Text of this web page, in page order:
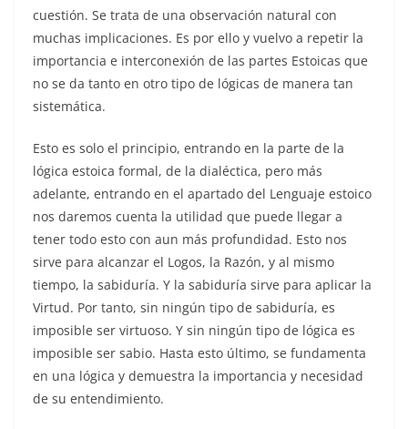
cuestión. Se trata de una observación natural con
muchas implicaciones. Es por ello y vuelvo a repetir la
importancia e interconexión de las partes Estoicas que
no se da tanto en otro tipo de lógicas de manera tan
sistemática.
Esto es solo el principio, entrando en la parte de la
lógica estoica formal, de la dialéctica, pero más
adelante, entrando en el apartado del Lenguaje estoico
nos daremos cuenta la utilidad que puede llegar a
tener todo esto con aun más profundidad. Esto nos
sirve para alcanzar el Logos, la Razón, y al mismo
tiempo, la sabiduría. Y la sabiduría sirve para aplicar la
Virtud. Por tanto, sin ningún tipo de sabiduría, es
imposible ser virtuoso. Y sin ningún tipo de lógica es
imposible ser sabio. Hasta esto último, se fundamenta
en una lógica y demuestra la importancia y necesidad
de su entendimiento.